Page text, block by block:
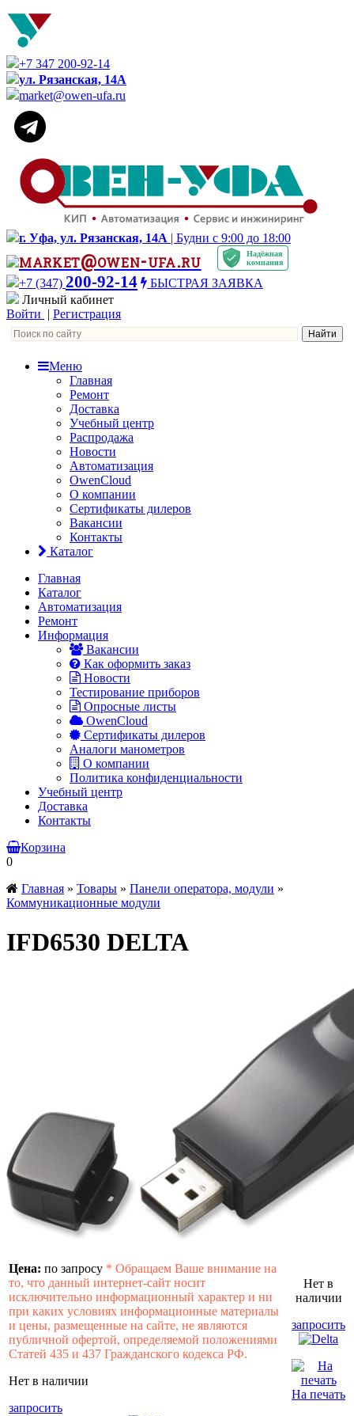
+7 347 200-92-14
ул. Рязанская, 14А
market@owen-ufa.ru
г. Уфа, ул. Рязанская, 14А | Будни с 9:00 до 18:00
market@owen-ufa.ru
Надёжная
компания
+7 (347) 200-92-14
БЫСТРАЯ ЗАЯВКА
Личный кабинет
Войти | Регистрация
Меню
Главная
Ремонт
Доставка
Учебный центр
Распродажа
Новости
Автоматизация
OwenCloud
О компании
Сертификаты дилеров
Вакансии
Контакты
Каталог
Главная
Каталог
Автоматизация
Ремонт
Информация
Вакансии
Как оформить заказ
Новости
Тестирование приборов
Опросные листы
OwenCloud
Сертификаты дилеров
Аналоги манометров
О компании
Политика конфиденциальности
Учебный центр
Доставка
Контакты
Корзина
0
Главная » Товары » Панели оператора, модули »
Коммуникационные модули
IFD6530 DELTA
Цена: по запросу * Обращаем Ваше внимание на
то, что данный интернет-сайт носит
исключительно информационный характер и ни
при каких условиях информационные материалы
и цены, размещенные на сайте, не являются
публичной офертой, определяемой положениями
Статей 435 и 437 Гражданского кодекса РФ.
Нет в наличии
запросить
Нет в
наличии
запросить
На печать